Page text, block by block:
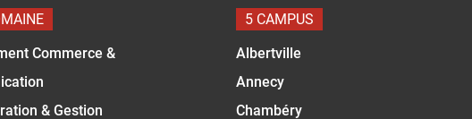
Commerce &
& Gestion
5 CAMPUS
Albertville
Annecy
Chambéry